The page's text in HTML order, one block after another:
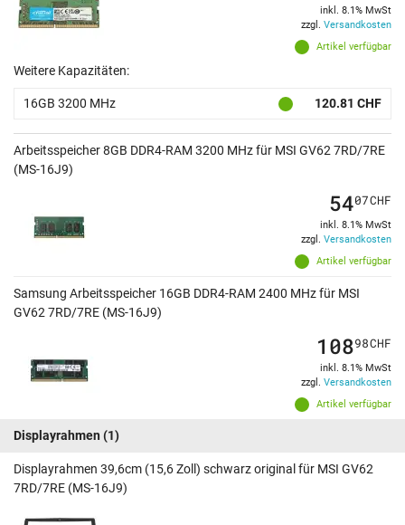
Artikel verfügbar
inkl. 8.1% MwSt
zzgl. Versandkosten
Weitere Kapazitäten:
16GB 3200 MHz 120.81 CHF
Arbeitsspeicher 8GB DDR4-RAM 3200 MHz für MSI GV62 7RD/7RE
(MS-16J9)
Artikel verfügbar
5407CHF
inkl. 8.1% MwSt
zzgl. Versandkosten
Samsung Arbeitsspeicher 16GB DDR4-RAM 2400 MHz für MSI
GV62 7RD/7RE (MS-16J9)
Artikel verfügbar
10898CHF
inkl. 8.1% MwSt
zzgl. Versandkosten
Displayrahmen (1)
Displayrahmen 39,6cm (15,6 Zoll) schwarz original für MSI GV62
7RD/7RE (MS-16J9)